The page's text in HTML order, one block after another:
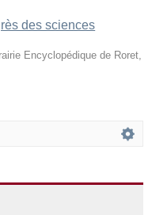
des sciences
Encyclopédique de Roret